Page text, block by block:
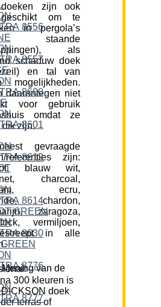
zijn ook
om te
in pergola’s
staande
als
schaduw doek
en tal van
mogelijkheden.
daarentegen niet
voor gebruik
omdat ze
dik zijn.
gevraagde
referenties zijn:
blauw wit,
charcoal,
ecru,
chardon,
zaragoza,
vermiljoen,
in alle
300 kleuren is
doek
terras of